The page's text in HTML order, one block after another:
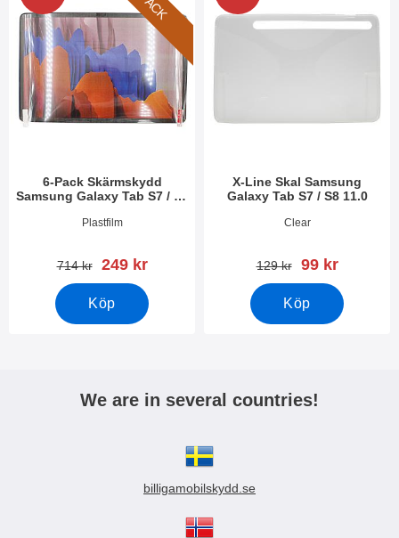
6-Pack Skärmskydd
Samsung Galaxy Tab S7 / S8
Art. nr 37209Plastfilm
tidigare pris
714 kr rea pris
249 kr
Köp
X-Line Skal Samsung
Galaxy Tab S7 / S8 11.0
Art. nr 37341Clear
tidigare pris
129 kr rea pris
99 kr
Köp
We are in several countries!
billigamobilskydd.se